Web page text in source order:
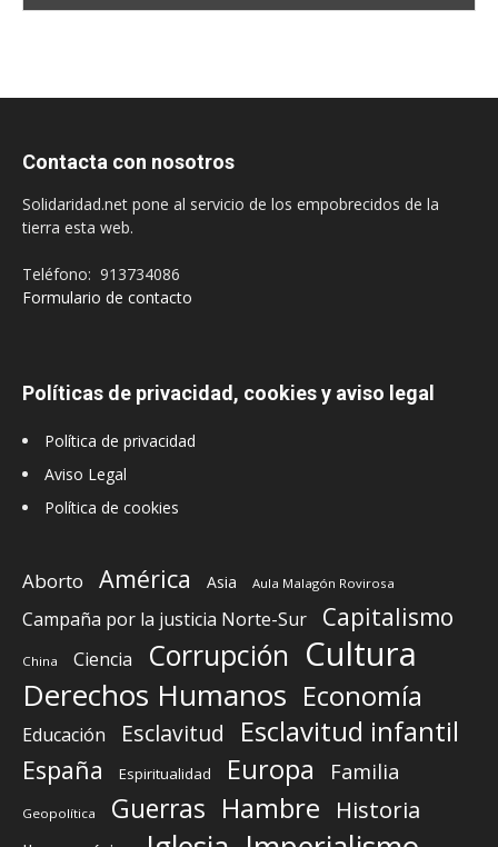
Contacta con nosotros
Solidaridad.net pone al servicio de los empobrecidos de la
tierra esta web.
Teléfono: 913734086
Formulario de contacto
Políticas de privacidad, cookies y aviso legal
Política de privacidad
Aviso Legal
Política de cookies
Aborto América Asia Aula Malagón Rovirosa
Campaña por la justicia Norte-Sur Capitalismo
China Ciencia Corrupción Cultura
Derechos Humanos Economía
Educación Esclavitud Esclavitud infantil
España Espiritualidad Europa Familia
Geopolítica Guerras Hambre Historia